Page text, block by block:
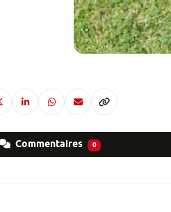
Commentaires 0